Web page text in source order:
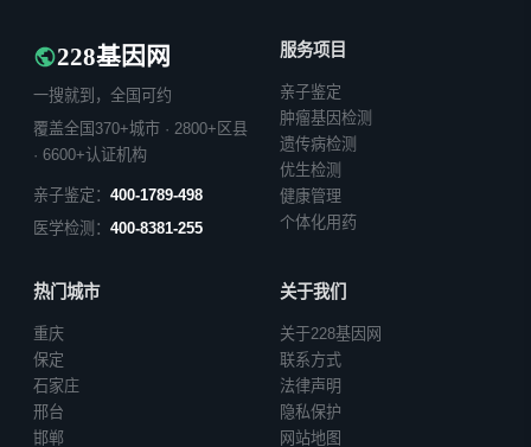
228基因网
一搜就到，全国可约
覆盖全国370+城市 · 2800+区县
· 6600+认证机构
亲子鉴定： 400-1789-498
医学检测： 400-8381-255
服务项目
亲子鉴定
肿瘤基因检测
遗传病检测
优生检测
健康管理
个体化用药
热门城市
重庆
保定
石家庄
邢台
邯郸
关于我们
关于228基因网
联系方式
法律声明
隐私保护
网站地图